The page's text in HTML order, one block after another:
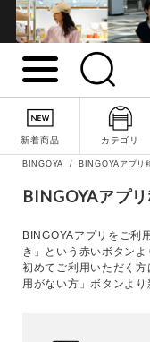
新着商品 カテゴリ
性別
BINGOYA BINGOYAアプリ
BINGOYAアプ
BINGOYAアプリをご利
き」という赤いボタンよ
初めてご利用いただく
用がない方」ボタンより